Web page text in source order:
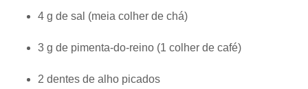
4 g de sal (meia colher de chá)
3 g de pimenta-do-reino (1 colher de café)
2 dentes de alho picados